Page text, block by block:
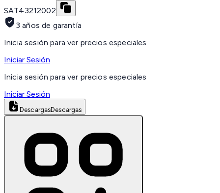
SAT43212002
3 años de garantía
Inicia sesión para ver precios especiales
Iniciar Sesión
Inicia sesión para ver precios especiales
Iniciar Sesión
DescargasDescargas